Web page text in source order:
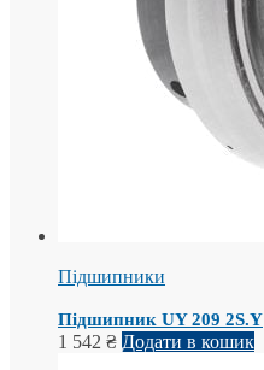
Підшипники
Підшипник UY 209 2S.Y
1 542 ₴ Додати в кошик